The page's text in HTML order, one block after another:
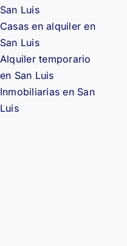
San Luis
Casas en alquiler en
San Luis
Alquiler temporario
en San Luis
Inmobiliarias en San
Luis